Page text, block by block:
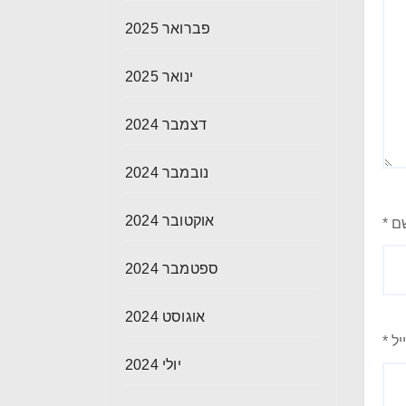
*
*
פברואר 2025
ינואר 2025
דצמבר 2024
נובמבר 2024
אוקטובר 2024
ספטמבר 2024
אוגוסט 2024
יולי 2024